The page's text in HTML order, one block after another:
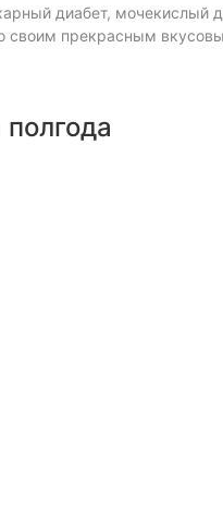
диабет, мочекислый
прекрасным